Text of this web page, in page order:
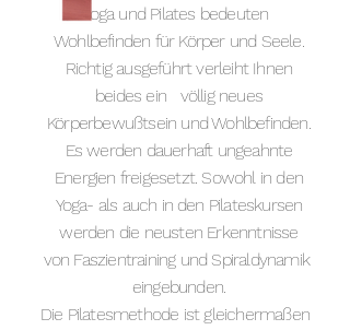
oga und Pilates bedeuten
Wohlbefinden für Körper und Seele.
Richtig ausgeführt verleiht Ihnen
beides ein völlig neues
Körperbewußtsein und Wohlbefinden.
Es werden dauerhaft ungeahnte
Energien freigesetzt. Sowohl in den
Yoga- als auch in den Pilateskursen
werden die neusten Erkenntnisse
von Faszientraining und Spiraldynamik
eingebunden.
Die Pilatesmethode ist gleichermaßen